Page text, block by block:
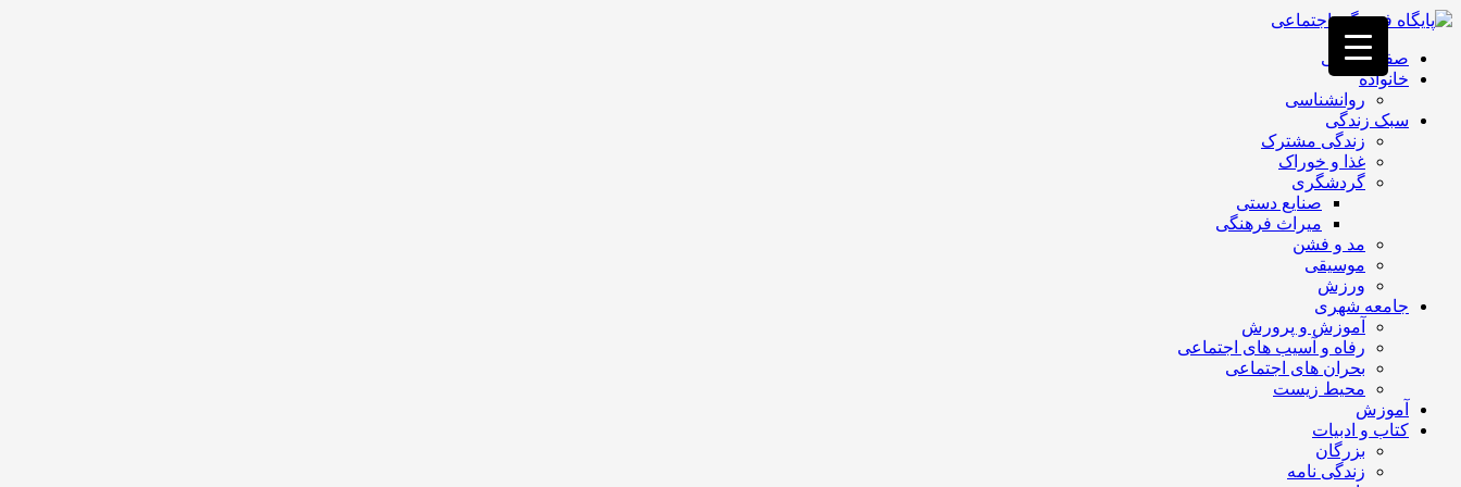
فصد
غرب
تهران
خشکشویی
تصفیه
تهران
صفحه اصلی
خانواده
روانشناسی
سبک زندگی
زندگی مشترک
غذا و خوراک
گردشگری
صنایع دستی
میراث فرهنگی
مد و فشن
موسیقی
ورزش
جامعه شهری
آموزش و پرورش
رفاه و آسیب های اجتماعی
بحران های اجتماعی
محیط زیست
آموزش
کتاب و ادبیات
بزرگان
زندگی نامه